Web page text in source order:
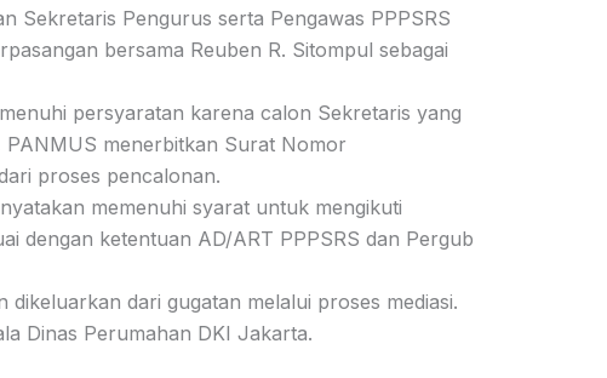
Sekretaris Pengurus serta Pengawas PPPSRS
bersama Reuben R. Sitompul sebagai
persyaratan karena calon Sekretaris yang
PANMUS menerbitkan Surat Nomor
proses pencalonan.
memenuhi syarat untuk mengikuti
dengan ketentuan AD/ART PPPSRS dan Pergub
dikeluarkan dari gugatan melalui proses mediasi.
Dinas Perumahan DKI Jakarta.